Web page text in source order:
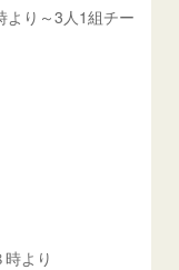
より～3人1組チー
より